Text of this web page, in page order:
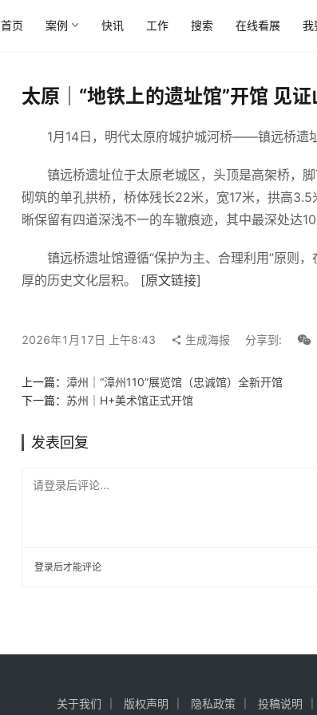
首页 案例 快讯 工作 搜索 在线看展 我
太原｜“地铁上的遗址馆”开馆 见
1月14日，明代太原府城护城河桥——镇远桥遗址
镇远桥遗址位于太原老城区，头顶是高架桥，脚
砌筑的单孔拱桥，桥体残长22米，宽17米，拱高
晰保留有四道深浅不一的车辙痕迹，其中最深处达
镇远桥遗址馆遵循“保护为主、合理利用”原则，
厚的历史文化层积。 [原文链接]
2026年1月17日 上午8:43 生成海报 分享到:
上一篇： 漳州｜“漳州110”展览馆（忠诚馆）全新开馆
下一篇： 苏州｜H+美术馆正式开馆
发表回复
请登录后评论...
登录后才能评论
关于我们 版权声明 隐私政策 投稿说明